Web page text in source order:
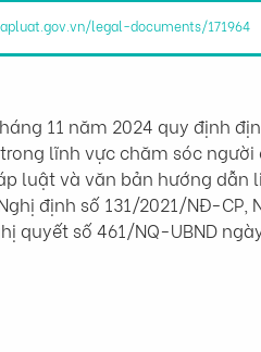
legal-documents/171964
11 năm 2024 quy định
lĩnh vực chăm sóc người
luật và văn bản hướng dẫn
định số 131/2021/NĐ-CP,
quyết số 461/NQ-UBND